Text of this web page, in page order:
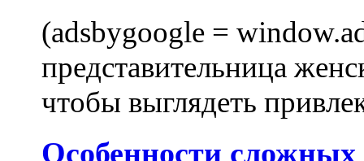
(adsbygoogle =
представительница
чтобы выглядеть
Особенности